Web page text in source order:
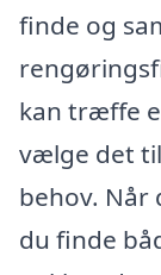
finde og
kan træffe
vælge det
behov. Når
du finde